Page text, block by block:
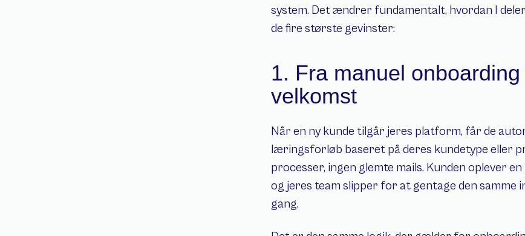
system. Det ændrer fundamentalt, hvordan I
de fire største gevinster:
1. Fra manuel
velkomst
Når en ny kunde tilgår jeres platform, får de
læringsforløb baseret på deres kundetype eller
processer, ingen glemte mails. Kunden oplever
og jeres team slipper for at gentage den
gang.